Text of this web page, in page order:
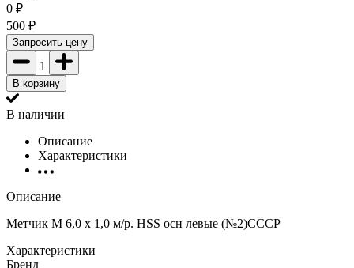
0 ₽
500 ₽
Запросить цену
1
В корзину
В наличии
Описание
Характеристики
Описание
Метчик М 6,0 х 1,0 м/р. HSS осн левые (№2)СССР
Характеристики
Бренд